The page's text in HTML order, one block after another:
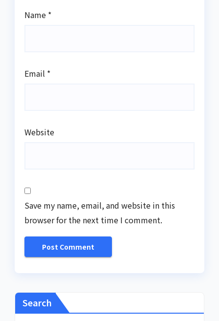
Name *
Email *
Website
Save my name, email, and website in this
browser for the next time I comment.
Search